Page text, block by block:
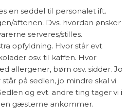
en seddel til personalet ift.
aftenen. Dvs. hvordan ønsker
serveres/stilles.
opfyldning. Hvor står evt.
osv. til kaffen. Hvor
allergener, børn osv. sidder. Jo
på sedlen, jo mindre skal vi
og evt. andre ting tager vi i
gæsterne ankommer.